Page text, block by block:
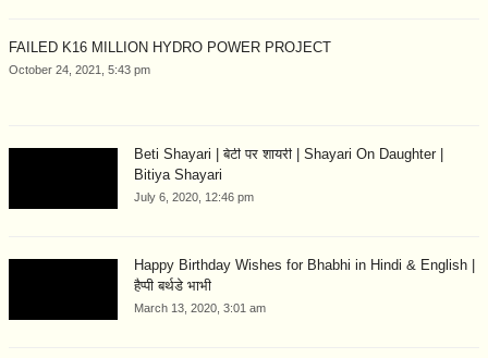
FAILED K16 MILLION HYDRO POWER PROJECT
October 24, 2021, 5:43 pm
Beti Shayari | बेटी पर शायरी | Shayari On Daughter |
Bitiya Shayari
July 6, 2020, 12:46 pm
Happy Birthday Wishes for Bhabhi in Hindi & English |
हैप्पी बर्थडे भाभी
March 13, 2020, 3:01 am